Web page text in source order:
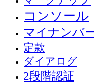
コンソール
マイナンバ
定款
ダイアログ
2段階認証